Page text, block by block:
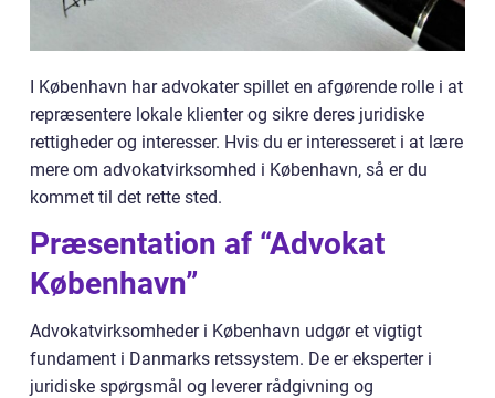
I København har advokater spillet en afgørende rolle i at
repræsentere lokale klienter og sikre deres juridiske
rettigheder og interesser. Hvis du er interesseret i at lære
mere om advokatvirksomhed i København, så er du
kommet til det rette sted.
Præsentation af “Advokat
København”
Advokatvirksomheder i København udgør et vigtigt
fundament i Danmarks retssystem. De er eksperter i
juridiske spørgsmål og leverer rådgivning og